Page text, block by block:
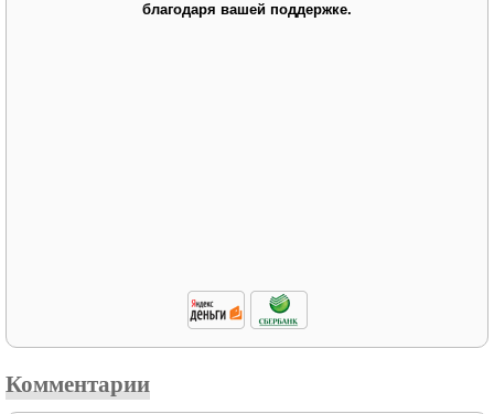
благодаря вашей поддержке.
Комментарии